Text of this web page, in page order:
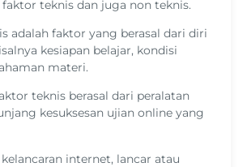
teknis dan juga non teknis.
adalah faktor yang berasal dari diri
kesiapan belajar, kondisi
materi.
teknis berasal dari peralatan
kesuksesan ujian online yang
internet, lancar atau